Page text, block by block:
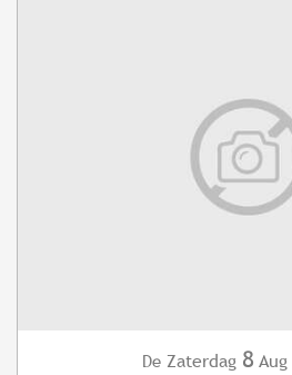
De Zaterdag 8 Aug